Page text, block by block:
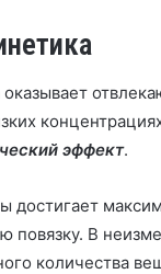
эффект.
достигает
повязку. В
количества